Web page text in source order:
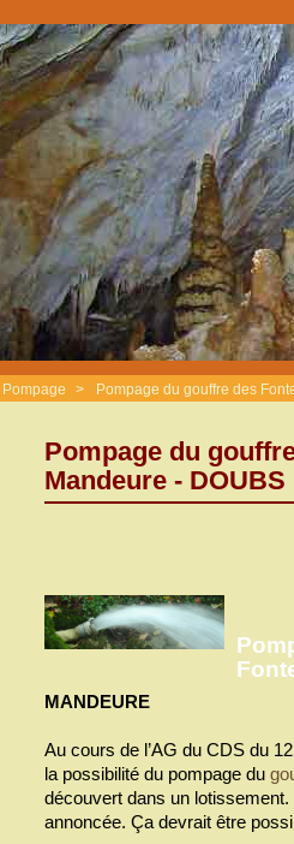
Pompage > Pompage du gouffre des
Pompage du
Mandeure - DOUBS
MANDEURE
Au cours de l’AG du CDS du
la possibilité du pompage du
découvert dans un
annoncée. Ça devrait être